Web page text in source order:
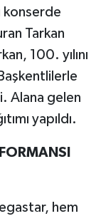
konserde
Tarkan
100. yılını
Alana gelen
yapıldı.
hem